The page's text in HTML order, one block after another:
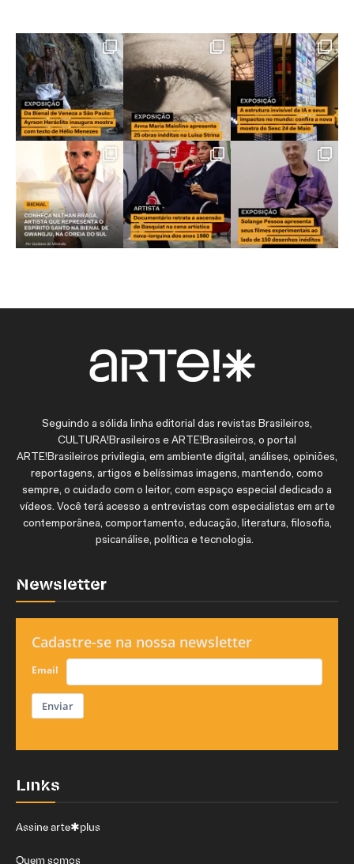
Seguindo a sólida linha editorial das revistas Brasileiros,
CULTURA!Brasileiros e ARTE!Brasileiros, o portal
ARTE!Brasileiros privilegia, em ambiente digital, análises, opiniões,
reportagens, artigos e belíssimas imagens, mantendo, como
sempre, o cuidado com o leitor, com espaço especial dedicado a
vídeos. Você terá acesso a entrevistas com especialistas em arte
contemporânea, comportamento, educação, literatura, filosofia,
psicanálise, política e tecnologia.
Newsletter
Cadastre-se na nossa newsletter
Email
Enviar
Links
Assine arte✱plus
Quem somos